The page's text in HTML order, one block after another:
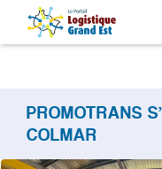
PROMOTRANS
COLMAR